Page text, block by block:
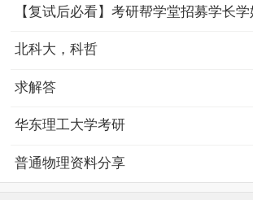
【复试后必看】考研帮学堂招募学长学
北科大，科哲
求解答
华东理工大学考研
普通物理资料分享